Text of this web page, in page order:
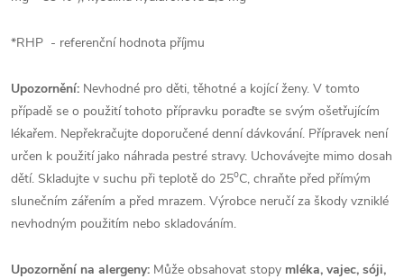
*RHP - referenční hodnota příjmu
Upozornění: Nevhodné pro děti, těhotné a kojící ženy. V tomto
případě se o použití tohoto přípravku poraďte se svým ošetřujícím
lékařem. Nepřekračujte doporučené denní dávkování. Přípravek není
určen k použití jako náhrada pestré stravy. Uchovávejte mimo dosah
dětí. Skladujte v suchu při teplotě do 25oC, chraňte před přímým
slunečním zářením a před mrazem. Výrobce neručí za škody vzniklé
nevhodným použitím nebo skladováním.
Upozornění na alergeny: Může obsahovat stopy mléka, vajec, sóji,